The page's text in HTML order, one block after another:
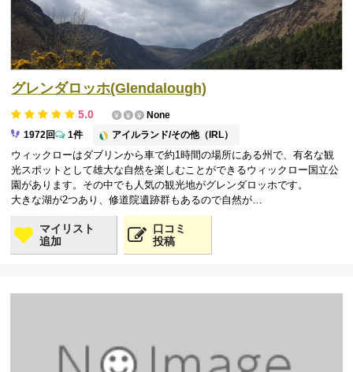
マイリスト
追加
口コミ
投稿
グレンダロッホ(Glendalough)
5.0
アイルランド/その他（IRL）
1972回 1件
None
ウィックローはダブリンから車で約1時間の場所にある州で、有名な観
光スポットとして雄大な自然を楽しむことができるウィックロー国立公
園があります。その中でも人気の観光地がグレンダロッホです。
大きな湖が2つあり、修道院遺跡群もあるので自然が…